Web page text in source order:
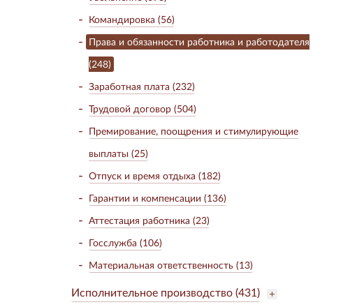
Командировка (56)
Права и обязанности работника и работодателя
(248)
Заработная плата (232)
Трудовой договор (504)
Премирование, поощрения и стимулирующие
выплаты (25)
Отпуск и время отдыха (182)
Гарантии и компенсации (136)
Аттестация работника (23)
Госслужба (106)
Материальная ответственность (13)
Исполнительное производство (431)